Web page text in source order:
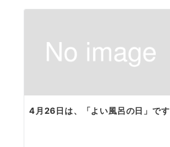
4月26日は、「よい風呂の日」です